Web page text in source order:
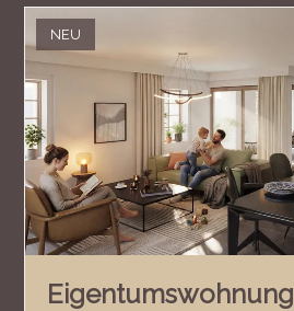
NEU
Eigentumswohnung